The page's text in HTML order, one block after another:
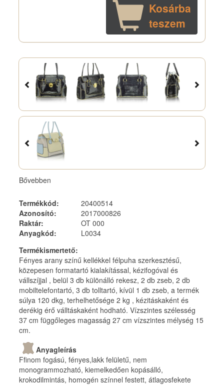
Kosárba
teszem
Bővebben
Termékkód:
20400514
Azonosító:
2017000826
Raktár:
OT 000
Anyagkód:
L0034
Termékismertető:
Fényes arany színű kellékkel félpuha szerkesztésű,
közepesen formatartó kialakítással, kézifogóval és
vállszíjjal , belül 3 db különálló rekesz, 2 db zseb, 2 db
mobiltelefontartó, 3 db tolltartó, kívül 1 db zseb, a termék
súlya 120 dkg, terhelhetősége 2 kg , kézitáskaként és
derékig érő válltáskaként hodható. Vízszintes szélesség
37 cm függőleges magasság 27 cm vízszintes mélység 15
cm.
Anyagleírás
Ffinom fogású, fényes,lakk felületű, nem
monogrammozható, kiemelkedően kopásálló,
krokodilmintás, homogén színnel festett, átlagosfekete